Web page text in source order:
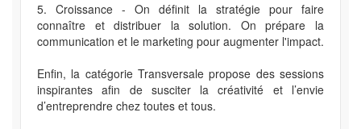
5. Croissance - On définit la stratégie pour faire
connaître et distribuer la solution. On prépare la
communication et le marketing pour augmenter l'impact.
Enfin, la catégorie Transversale propose des sessions
inspirantes afin de susciter la créativité et l’envie
d’entreprendre chez toutes et tous.